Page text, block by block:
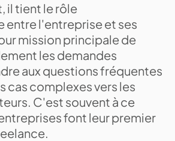
il tient le rôle
entre l'entreprise et ses
mission principale de
les demandes
aux questions fréquentes
cas complexes vers les
C'est souvent à ce
font leur premier